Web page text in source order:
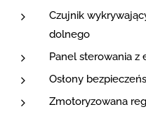
Czujnik
dolnego
Panel sterowania
Osłony
Zmotoryzowana